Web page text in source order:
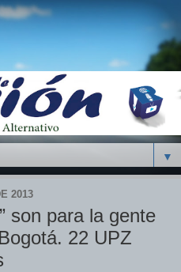
▼
2013
son para la gente
22 UPZ